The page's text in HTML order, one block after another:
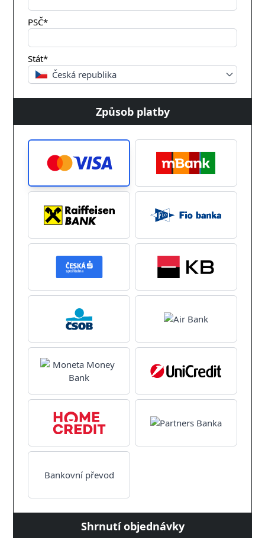
PSČ*
Stát*
Česká republika
Způsob platby
Bankovní převod
Shrnutí objednávky